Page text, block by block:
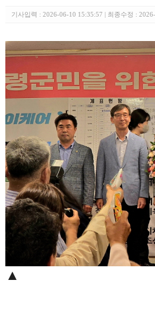
기사입력 : 2026-06-10 15:35:57 | 최종수정 :
▲